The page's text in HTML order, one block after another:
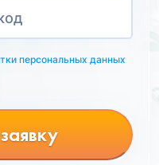
персональных данных